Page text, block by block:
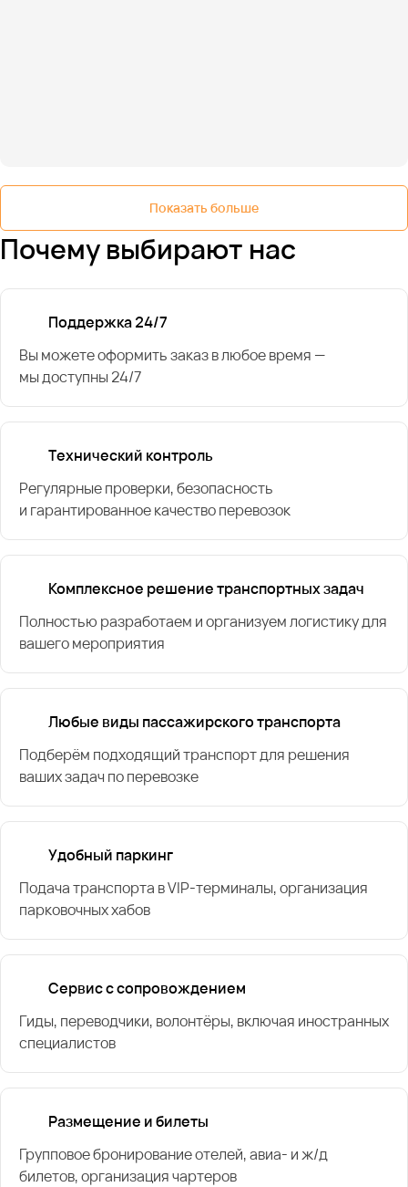
Показать больше
Почему выбирают нас
Поддержка 24/7
Вы можете оформить заказ в любое время —
мы доступны 24/7
Технический контроль
Регулярные проверки, безопасность
и гарантированное качество перевозок
Комплексное решение транспортных задач
Полностью разработаем и организуем логистику для
вашего мероприятия
Любые виды пассажирского транспорта
Подберём подходящий транспорт для решения
ваших задач по перевозке
Удобный паркинг
Подача транспорта в VIP-терминалы, организация
парковочных хабов
Сервис с сопровождением
Гиды, переводчики, волонтёры, включая иностранных
специалистов
Размещение и билеты
Групповое бронирование отелей, авиа- и ж/д
билетов, организация чартеров